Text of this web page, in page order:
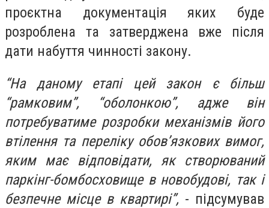
проєктна документація яких буде
розроблена та затверджена вже після
дати набуття чинності закону.
“На даному етапі цей закон є більш
“рамковим”, “оболонкою”, адже він
потребуватиме розробки механізмів його
втілення та переліку обов’язкових вимог,
яким має відповідати, як створюваний
паркінг-бомбосховище в новобудові, так і
безпечне місце в квартирі”, - підсумував